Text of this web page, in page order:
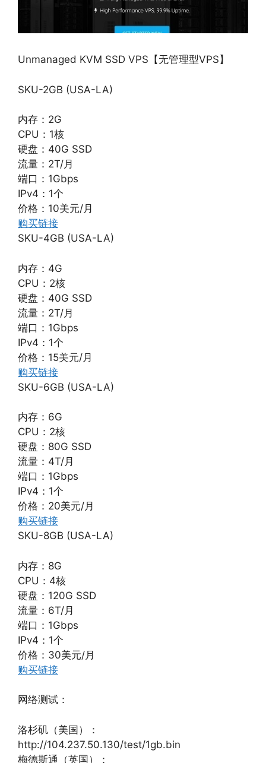
Unmanaged KVM SSD VPS【无管理型VPS】
SKU-2GB (USA-LA)
内存：2G
CPU：1核
硬盘：40G SSD
流量：2T/月
端口：1Gbps
IPv4：1个
价格：10美元/月
购买链接
SKU-4GB (USA-LA)
内存：4G
CPU：2核
硬盘：40G SSD
流量：2T/月
端口：1Gbps
IPv4：1个
价格：15美元/月
购买链接
SKU-6GB (USA-LA)
内存：6G
CPU：2核
硬盘：80G SSD
流量：4T/月
端口：1Gbps
IPv4：1个
价格：20美元/月
购买链接
SKU-8GB (USA-LA)
内存：8G
CPU：4核
硬盘：120G SSD
流量：6T/月
端口：1Gbps
IPv4：1个
价格：30美元/月
购买链接
网络测试：
洛杉矶（美国）：
http://104.237.50.130/test/1gb.bin
梅德斯通（英国）：